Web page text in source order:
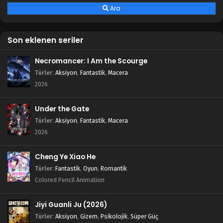
Ara
Son eklenen seriler
Necromancer: I Am the Scourge
Türler: Aksiyon, Fantastik, Macera
2026
Under the Gate
Türler: Aksiyon, Fantastik, Macera
2026
Cheng Ye Xiao He
Türler: Fantastik, Oyun, Romantik
Colored Pencil Animation
Jiyi Guanli Ju (2026)
Türler: Aksiyon, Gizem, Psikolojik, Süper Güç